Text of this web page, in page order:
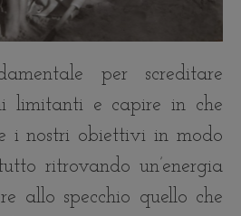
per screditare
limitanti e capire in che
i nostri obiettivi in modo
ritrovando un’energia
allo specchio quello che